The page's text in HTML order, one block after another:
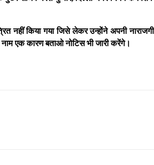
नहीं किया गया जिसे लेकर उन्होंने अपनी
एक कारण बताओ नोटिस भी जारी करेंगे।